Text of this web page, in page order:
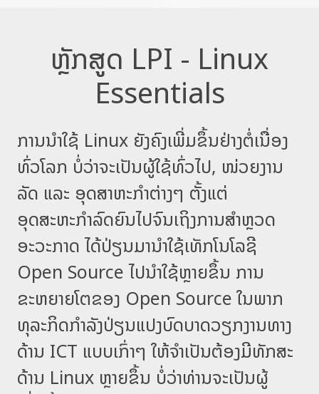
ຫຼັກສູດ LPI - Linux
Essentials
ການນຳໃຊ້ Linux ຍັງຄົງເພີ່ມຂຶ້ນຢ່າງຕໍ່ເນື່ອງ
ທົ່ວໂລກ ບໍ່ວ່າຈະເປັນຜູ້ໃຊ້ທົ່ວໄປ, ໜ່ວຍງານ
ລັດ ແລະ ອຸດສາຫະກຳຕ່າງໆ ຕັ້ງແຕ່
ອຸດສະຫະກຳລົດຍົນໄປຈົນເຖິງການສຳຫຼວດ
ອະວະກາດ ໄດ້ປ່ຽນມານຳໃຊ້ເທັກໂນໂລຊີ
Open Source ໄປນຳໃຊ້ຫຼາຍຂຶ້ນ ການ
ຂະຫຍາຍໂຕຂອງ Open Source ໃນພາກ
ທຸລະກິດກຳລັງປ່ຽນແປງບົດບາດວຽກງານທາງ
ດ້ານ ICT ແບບເກົ່າໆ ໃຫ້ຈຳເປັນຕ້ອງມີທັກສະ
ດ້ານ Linux ຫຼາຍຂຶ້ນ ບໍ່ວ່າທ່ານຈະເປັນຜູ້